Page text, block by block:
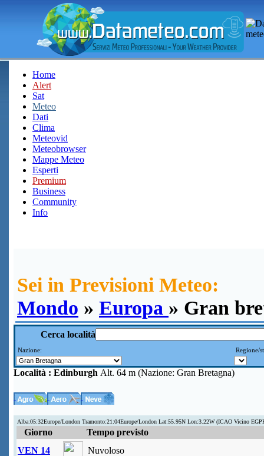
Home
Alert
Sat
Meteo
Dati
Clima
Meteovid
Meteobrowser
Mappe Meteo
Esperti
Premium
Business
Community
Info
Sei in Previsioni Meteo:
Mondo » Europa » Gran
Cerca località
Nazione: Regione/
Località : Edinburgh Alt. 64 m (Nazione: Gran Bretagna)
Alba:05:32Europe/London Tramonto:21:04Europe/London Lat:55.95N Lon:3.22W (ICAO Vicino
Giorno
Tempo previsto
VEN 14
Nuvoloso